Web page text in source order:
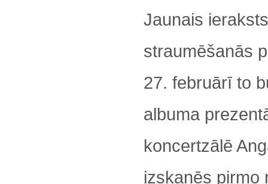
Jaunais
straumēšanās
27. februārī to
albuma
koncertzālē
izskanēs pirmo